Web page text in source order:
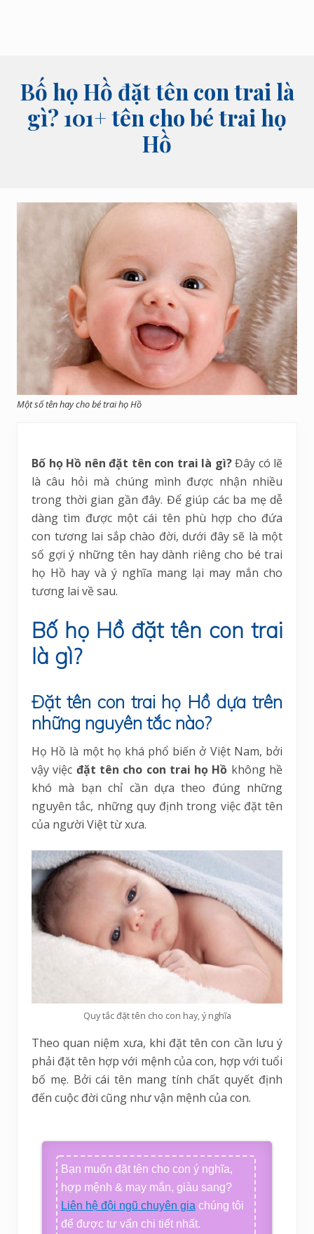
Bố họ Hồ đặt tên con trai là
gì? 101+ tên cho bé trai họ
Hồ
Một số tên hay cho bé trai họ Hồ
Bố họ Hồ nên đặt tên con trai là gì?Đây có lẽ
là câu hỏi mà chúng mình được nhận nhiều
trong thời gian gần đây. Để giúp các ba mẹ dễ
dàng tìm được một cái tên phù hợp cho đứa
con tương lai sắp chào đời, dưới đây sẽ là một
số gợi ý những tên hay dành riêng cho bé trai
họ Hồ hay và ý nghĩa mang lại may mắn cho
tương lai về sau.
Bố họ Hồ đặt tên con trai
là gì?
Đặt tên con trai họ Hồ dựa trên
những nguyên tắc nào?
Họ Hồ là một họ khá phổ biến ở Việt Nam, bởi
vậy việc đặt tên cho con trai họ Hồ không hề
khó mà bạn chỉ cần dựa theo đúng những
nguyên tắc, những quy định trong việc đặt tên
của người Việt từ xưa.
Quy tắc đặt tên cho con hay, ý nghĩa
Theo quan niệm xưa, khi đặt tên con cần lưu ý
phải đặt tên hợp với mệnh của con, hợp với tuổi
bố mẹ. Bởi cái tên mang tính chất quyết định
đến cuộc đời cũng như vận mệnh của con.
Bạn muốn đặt tên cho con ý nghĩa,
hợp mệnh & may mắn, giàu sang?
Liên hệ đội ngũ chuyên gia chúng tôi
để được tư vấn chi tiết nhất.